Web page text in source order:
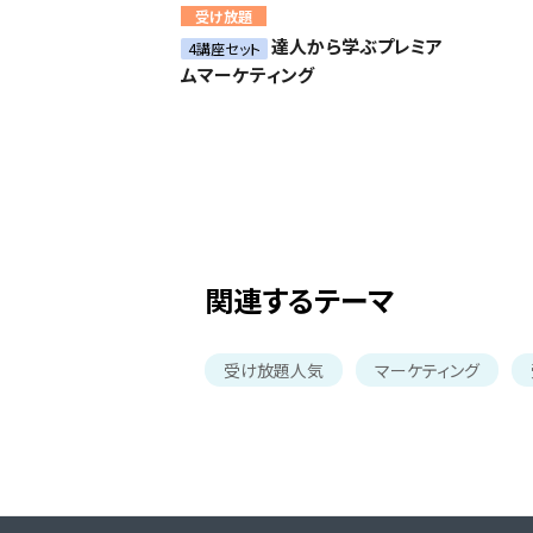
受け放題
4講座セット 達人から学ぶプレミア
ムマーケティング
関連するテーマ
受け放題人気 マーケティング